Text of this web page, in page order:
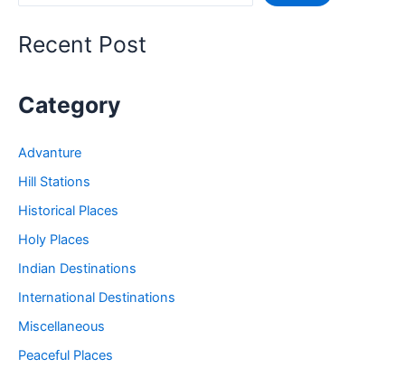
Places
Recent Post
Category
Advanture
Hill Stations
Historical Places
Holy Places
Indian Destinations
International Destinations
Miscellaneous
Peaceful Places